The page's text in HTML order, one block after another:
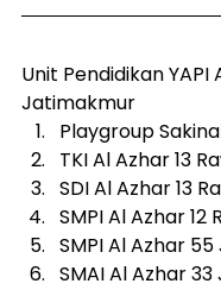
Unit Pendidikan
Jatimakmur
Playgroup
TKI Al Azhar 13
SDI Al Azhar 13
SMPI Al Azhar
SMPI Al Azhar
SMAI Al Azhar